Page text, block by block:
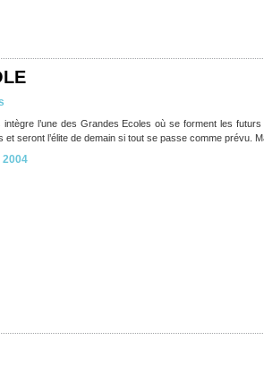
l’une des Grandes Ecoles où se forment les
et seront l’élite de demain si tout se passe comme prévu.